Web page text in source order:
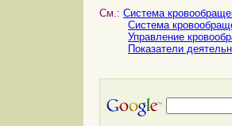
См.: Система
Система
Управление
Показатели